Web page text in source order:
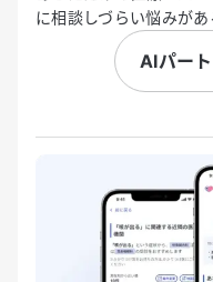
に相談しづらい悩みが
AIパー